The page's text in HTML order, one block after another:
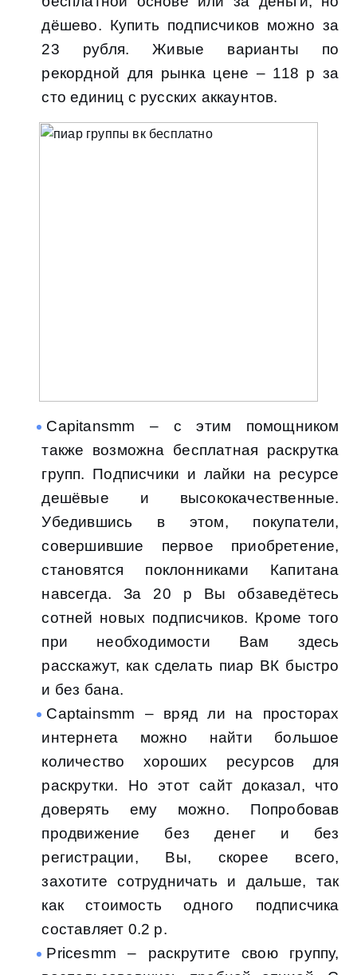
дёшево. Купить подписчиков можно за
23 рубля. Живые варианты по
рекордной для рынка цене – 118 р за
сто единиц с русских аккаунтов.
Capitansmm – с этим помощником
также возможна бесплатная раскрутка
групп. Подписчики и лайки на ресурсе
дешёвые и высококачественные.
Убедившись в этом, покупатели,
совершившие первое приобретение,
становятся поклонниками Капитана
навсегда. За 20 р Вы обзаведётесь
сотней новых подписчиков. Кроме того
при необходимости Вам здесь
расскажут, как сделать пиар ВК быстро
и без бана.
Captainsmm – вряд ли на просторах
интернета можно найти большое
количество хороших ресурсов для
раскрутки. Но этот сайт доказал, что
доверять ему можно. Попробовав
продвижение без денег и без
регистрации, Вы, скорее всего,
захотите сотрудничать и дальше, так
как стоимость одного подписчика
составляет 0.2 р.
Pricesmm – раскрутите свою группу,